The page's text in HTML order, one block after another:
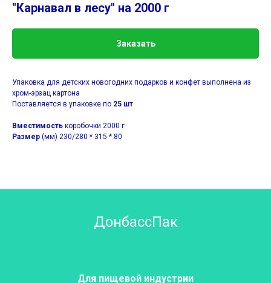
"Карнавал в лесу" на 2000 г
Заказать
Упаковка для детских новогодних подарков и конфет выполнена из
хром-эрзац картона
Поставляется в упаковке по 25 шт
Вместимость коробочки 2000 г
Размер (мм) 230/280 * 315 * 80
ДонбассПак
Для пищевой индустрии